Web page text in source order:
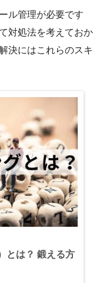
ル管理が必要です
対処法を考えておか
決にはこれらのスキ
とは？ 鍛える方